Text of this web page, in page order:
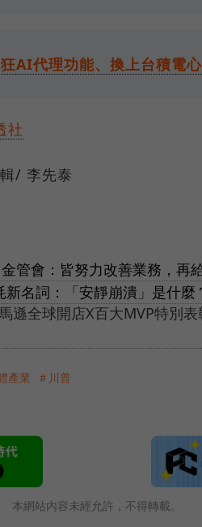
AI代理功能、換上台積電
社
/ 李先泰
管會：皆努力改善業務，再
名詞：「安靜崩潰」是什麼
遜全球開店X百大MVP特別
產業 ＃川普
本網站內容未經允許，不得轉載。